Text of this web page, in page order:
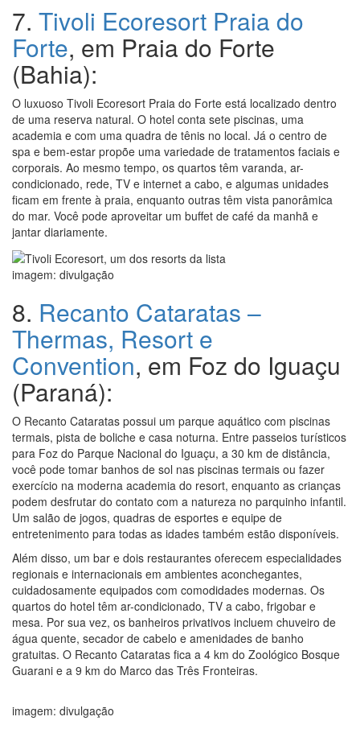
7. Tivoli Ecoresort Praia do
Forte, em Praia do Forte
(Bahia):
O luxuoso Tivoli Ecoresort Praia do Forte está localizado dentro
de uma reserva natural. O hotel conta sete piscinas, uma
academia e com uma quadra de tênis no local. Já o centro de
spa e bem-estar propõe uma variedade de tratamentos faciais e
corporais. Ao mesmo tempo, os quartos têm varanda, ar-
condicionado, rede, TV e internet a cabo, e algumas unidades
ficam em frente à praia, enquanto outras têm vista panorâmica
do mar. Você pode aproveitar um buffet de café da manhã e
jantar diariamente.
imagem: divulgação
8. Recanto Cataratas –
Thermas, Resort e
Convention, em Foz do Iguaçu
(Paraná):
O Recanto Cataratas possui um parque aquático com piscinas
termais, pista de boliche e casa noturna. Entre passeios turísticos
para Foz do Parque Nacional do Iguaçu, a 30 km de distância,
você pode tomar banhos de sol nas piscinas termais ou fazer
exercício na moderna academia do resort, enquanto as crianças
podem desfrutar do contato com a natureza no parquinho infantil.
Um salão de jogos, quadras de esportes e equipe de
entretenimento para todas as idades também estão disponíveis.
Além disso, um bar e dois restaurantes oferecem especialidades
regionais e internacionais em ambientes aconchegantes,
cuidadosamente equipados com comodidades modernas. Os
quartos do hotel têm ar-condicionado, TV a cabo, frigobar e
mesa. Por sua vez, os banheiros privativos incluem chuveiro de
água quente, secador de cabelo e amenidades de banho
gratuitas. O Recanto Cataratas fica a 4 km do Zoológico Bosque
Guarani e a 9 km do Marco das Três Fronteiras.
imagem: divulgação